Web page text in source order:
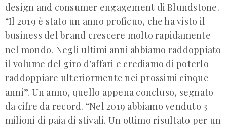
design and consumer engagement di Blundstone.
“Il 2019 è stato un anno proficuo, che ha visto il
business del brand crescere molto rapidamente
nel mondo. Negli ultimi anni abbiamo raddoppiato
il volume del giro d’affari e crediamo di poterlo
raddoppiare ulteriormente nei prossimi cinque
anni”. Un anno, quello appena concluso, segnato
da cifre da record. “Nel 2019 abbiamo venduto 3
milioni di paia di stivali. Un ottimo risultato per un